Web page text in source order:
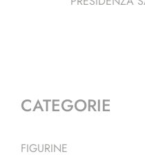
CATEGORIE
FIGURINE